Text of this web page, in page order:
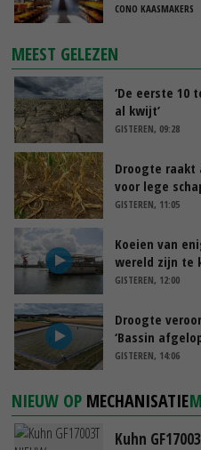
CONO KAASMAKERS
MEEST GELEZEN
‘De eerste 10
al kwijt’
GISTEREN, 09:28
Droogte raakt
voor lege
GISTEREN, 11:05
Koeien van
wereld zijn te
GISTEREN, 12:00
Droogte
‘Bassin
GISTEREN, 14:06
NIEUW OP MECHANISATIE
Kuhn